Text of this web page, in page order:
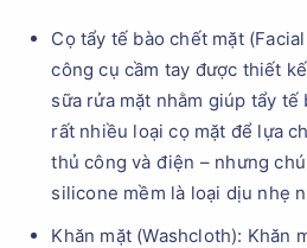
Cọ tẩy tế bào chết mặt
công cụ cầm tay được thiết
sữa rửa mặt nhằm giúp tẩy tế
rất nhiều loại cọ mặt để lựa
thủ công và điện – nhưng
silicone mềm là loại dịu nhẹ
Khăn mặt (Washcloth): Khăn